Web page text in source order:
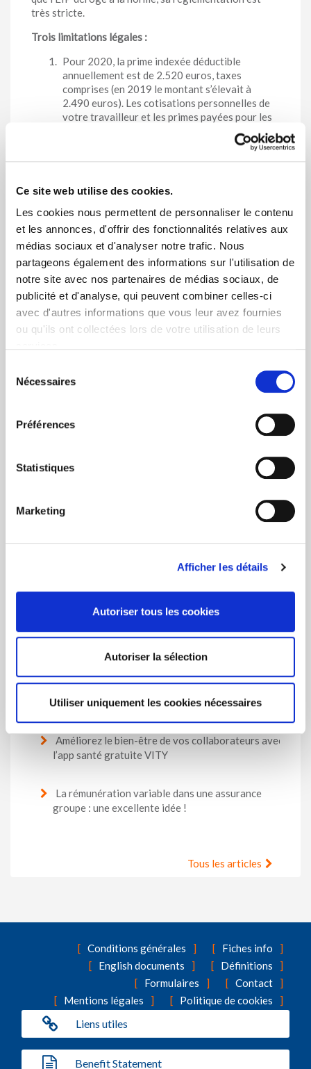
Ce site web utilise des cookies.
Les cookies nous permettent de personnaliser le contenu
et les annonces, d'offrir des fonctionnalités relatives aux
médias sociaux et d'analyser notre trafic. Nous
partageons également des informations sur l'utilisation de
notre site avec nos partenaires de médias sociaux, de
publicité et d'analyse, qui peuvent combiner celles-ci
avec d'autres informations que vous leur avez fournies
ou qu'ils ont collectées lors de votre utilisation de leurs
Nécessaires
Préférences
Statistiques
Marketing
Afficher les détails
Autoriser tous les cookies
Autoriser la sélection
Utiliser uniquement les cookies nécessaires
très stricte.
Trois limitations légales :
Pour 2020, la prime indexée déductible
annuellement est de 2.520 euros, taxes
comprises (en 2019 le montant s’élevait à
2.490 euros). Les cotisations personnelles de
votre travailleur et les primes payées pour les
garanties complémentaires ne sont pas prises
Vous ne pouvez octroyer un EIP que si vous
groupe pour tous les travailleurs de
l'entreprise. Si cette règle n'est pas respectée,
vous encourez une sanction pénale ou une
amende.
Vous ne pouvez pas accorder d'EIP dans les 36
mois précédant la prépension, la pension ou des
contrats assimilés (par exemple, de type canada
dry). Dans la négative, vous risquez une
amende administrative équivalente à 35 % du
capital.
nombre d'EIP accordés l'année précédente. Vous
engagement de pension pour tous les travailleurs. A
cette fin, vous pouvez utiliser le présent
formulaire
Les plus consultés
Le droit à l'oubli pour les anciens patients atteints
Cotisation de solidarité lors du versement du
capital de pension complémentaire
Améliorez le bien-être de vos collaborateurs avec
l’app santé gratuite VITY
La rémunération variable dans une assurance
groupe : une excellente idée !
Tous les articles
Conditions générales
Fiches info
English documents
Définitions
Formulaires
Contact
Mentions légales
Politique de cookies
Liens utiles
Benefit Statement